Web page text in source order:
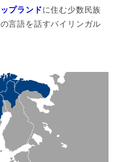
プランドに住む少数民族
言語を話すバイリンガル